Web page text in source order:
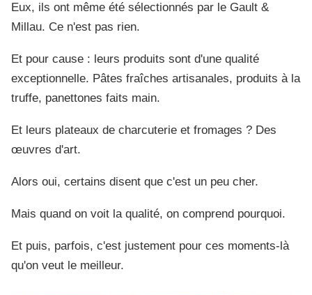
Eux, ils ont même été sélectionnés par le Gault &
Millau. Ce n'est pas rien.
Et pour cause : leurs produits sont d'une qualité
exceptionnelle. Pâtes fraîches artisanales, produits à la
truffe, panettones faits main.
Et leurs plateaux de charcuterie et fromages ? Des
œuvres d'art.
Alors oui, certains disent que c'est un peu cher.
Mais quand on voit la qualité, on comprend pourquoi.
Et puis, parfois, c'est justement pour ces moments-là
qu'on veut le meilleur.